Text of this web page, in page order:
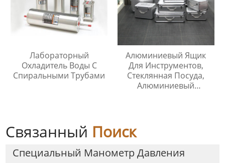
Лабораторный
Охладитель Воды С
Спиральными Трубами
Алюминиевый Ящик
Для Инструментов,
Стеклянная Посуда,
Алюминиевый
Связанный Поиск
Специальный Манометр Давления